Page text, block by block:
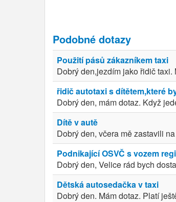
Podobné dotazy
Použití pásů zákazníkem taxi
Dobrý den,jezdím jako řidič
řidič autotaxi s dítětem,které
Dobrý den, mám dotaz. Když
Dítě v autě
Dobrý den, včera mě zastavili
Podnikající OSVČ s vozem
Dobrý den, Velice rád bych
Dětská autosedačka v taxi
Dobrý den. Mám dotaz. Platí